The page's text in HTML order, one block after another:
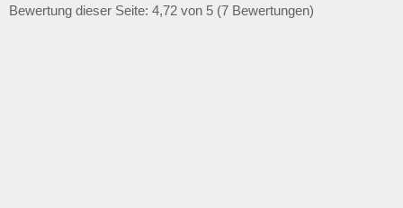
Bewertung dieser Seite: 4,72 von 5 (7 Bewertungen)